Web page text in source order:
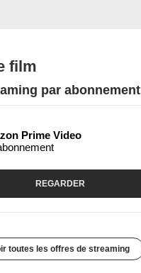
film
par abonnement
Prime Video
REGARDER
toutes les offres de streaming